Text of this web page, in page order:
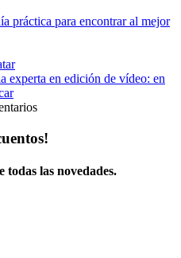
práctica para encontrar al mejor
experta en edición de vídeo: en
todas las novedades.